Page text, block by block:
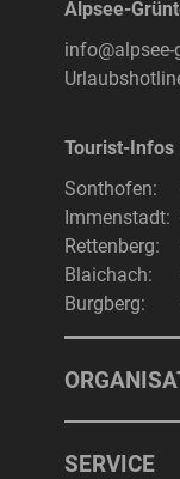
Alpsee-
Tourist-Infos
Sonthofen:
Immenstadt:
Rettenberg:
Blaichach:
Burgberg:
SERVICE